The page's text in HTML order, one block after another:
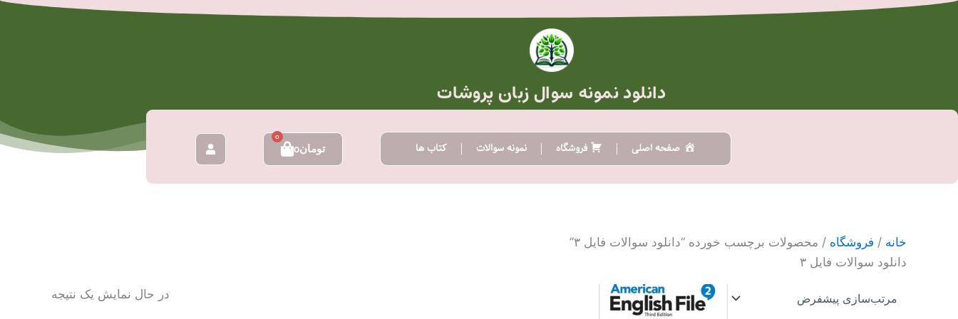
دانلود نمونه سوال زبان پروشات
صفحه اصلی فروشگاه نمونه سوالات کتاب ها تومان0
0
سبد
خرید
خانه / فروشگاه / محصولات برچسب خورده “دانلود سوالات فایل ۳”
دانلود سوالات فایل ۳
در حال نمایش یک نتیجه
محدوده
قیمت:
این
محصول